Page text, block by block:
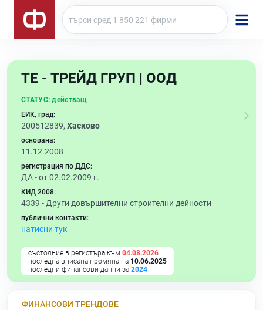
ТЕ - ТРЕЙД ГРУП | ООД
СТАТУС: действащ
ЕИК, град:
200512839, Хасково
основана:
11.12.2008
регистрация по ДДС:
ДА - от 02.02.2009 г.
КИД 2008:
4339 - Други довършителни строителни дейности
публични контакти:
натисни тук
състояние в регистъра към 04.08.2026
последна вписана промяна на 10.06.2025
последни финансови данни за 2024
ФИНАНСОВИ ТРЕНДОВЕ